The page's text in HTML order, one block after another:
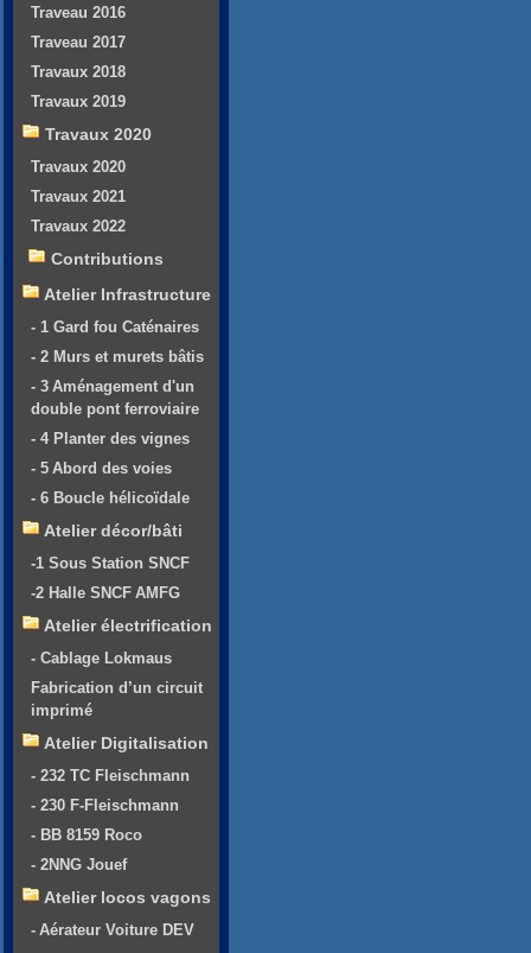
Traveau 2016
Traveau 2017
Travaux 2018
Travaux 2019
Travaux 2020
Travaux 2020
Travaux 2021
Travaux 2022
Contributions
Atelier Infrastructure
- 1 Gard fou Caténaires
- 2 Murs et murets bâtis
- 3 Aménagement d'un
double pont ferroviaire
- 4 Planter des vignes
- 5 Abord des voies
- 6 Boucle hélicoïdale
Atelier décor/bâti
-1 Sous Station SNCF
-2 Halle SNCF AMFG
Atelier électrification
- Cablage Lokmaus
Fabrication d’un circuit
imprimé
Atelier Digitalisation
- 232 TC Fleischmann
- 230 F-Fleischmann
- BB 8159 Roco
- 2NNG Jouef
Atelier locos vagons
- Aérateur Voiture DEV